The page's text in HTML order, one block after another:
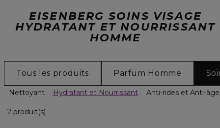
EISENBERG SOINS VISAGE
HYDRATANT ET NOURRISSANT
HOMME
Tous les produits Parfum Homme
Nettoyant Hydratant et Nourrissant Anti-rides et Anti-âge
2 produit(s)